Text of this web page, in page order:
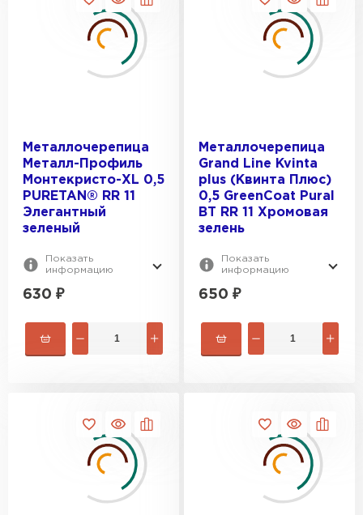
Металлочерепица
Металл-Профиль
Монтекристо-XL 0,5
PURETAN® RR 11
Элегантный
зеленый
Показать
информацию
630 ₽
Металлочерепица
Grand Line Kvinta
plus (Квинта Плюс)
0,5 GreenСoat Pural
BT RR 11 Хромовая
зелень
Показать
информацию
650 ₽
Цементно-песчаная черепица
ПЕРЕЙТИ